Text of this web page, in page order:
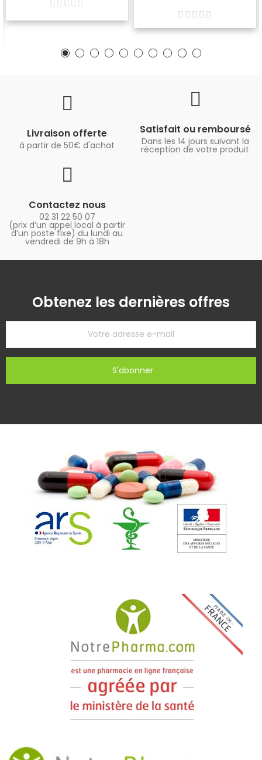
Livraison offerte
à partir de 50€ d'achat
Satisfait ou remboursé
Dans les 14 jours suivant la
réception de votre produit
Contactez nous
02 31 22 50 07
(prix d’un appel local à partir
d’un poste fixe) du lundi au
vendredi de 9h à 18h
Obtenez les dernières offres
S'abonner